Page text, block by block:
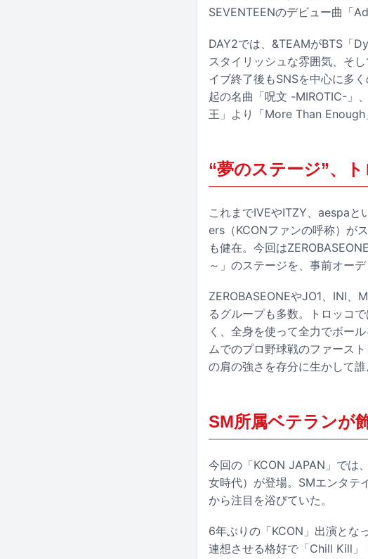
SEVENTEENのデビュー曲「
DAY2では、&TEAMがBTS「
スタイリッシュな雰囲気、そ
イブ終了後もSNSを中心に多
起の名曲「呪文 -MIROTIC-」
王」より「More Than Enough
“夢のステージ”、
これまでIVEやITZY、aespaと
ers（KCONファンの呼称）が
も健在。今回は
～」のステージを、事前オー
ZEROBASEONEやJO1、INI、
るグループも多数。トロッコ
く、全身を使って全力でボー
ムでのプロ野球戦のファース
の肩の強さを存分に生かして
SM所属ベテランが
今回の「KCON JAPAN」では
女時代）が登場。SMエンタテ
から注目を浴びていた。
6年ぶりの「KCON」出演とな
連想させる格好で「Chill Kill